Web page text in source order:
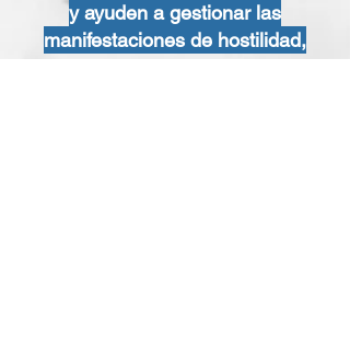
y ayuden agestionarlas
manifestaciones de hostilidad,